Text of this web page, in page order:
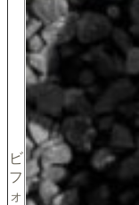
ビ
フ
ォ